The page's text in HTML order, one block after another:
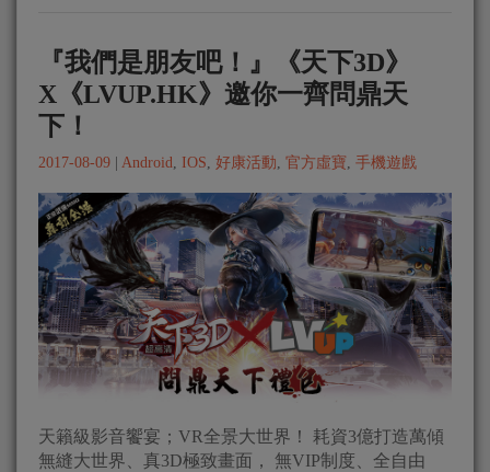
『我們是朋友吧！』《天下3D》
X《LVUP.HK》邀你一齊問鼎天
下！
2017-08-09 Android, IOS, 好康活動, 官方虛寶, 手機遊戲
天籟級影音饗宴；VR全景大世界！ 耗資3億打造萬傾
無縫大世界、真3D極致畫面， 無VIP制度、全自由